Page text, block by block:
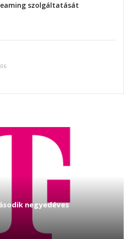
szolgáltatását
negyedéves